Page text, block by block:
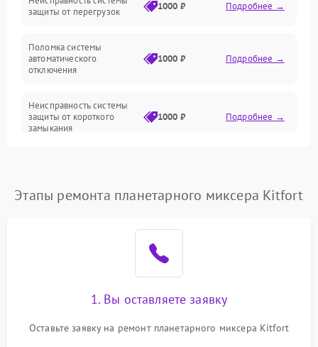
защиты от перегрузок
1000 ₽ Подробнее →
Поломка системы
автоматического
отключения
1000 ₽ Подробнее →
Неисправность системы
защиты от короткого
замыкания
1000 ₽ Подробнее →
1000 ₽
защиты от перегрузок
Этапы ремонта планетарного миксера Kitfort
1. Вы оставляете заявку
Оставьте заявку на ремонт планетарного миксера Kitfort